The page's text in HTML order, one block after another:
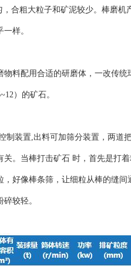
粗大粒子和矿泥较少。棒磨机
样。
配用合适的研磨体，一改传统
）的矿石。
装置,出料可加筛分装置，两道
。当棒打击矿石 时，首先是打
好像棒条筛，让细粒从棒的缝
较轻。